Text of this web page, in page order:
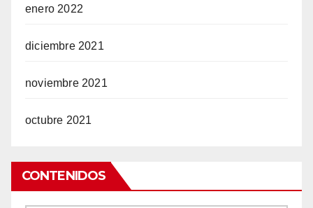
enero 2022
diciembre 2021
noviembre 2021
octubre 2021
CONTENIDOS